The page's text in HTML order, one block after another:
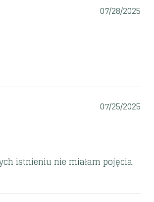
07/28/2025
07/25/2025
istnieniu nie miałam pojęcia.